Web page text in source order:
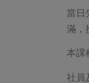
當日
滿，
本課
社員